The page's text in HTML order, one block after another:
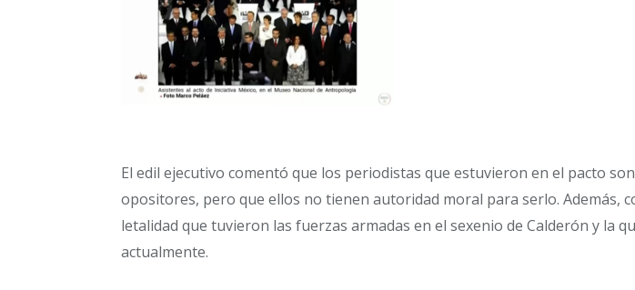
El edil ejecutivo comentó que los periodistas que estuvieron en el pacto
opositores, pero que ellos no tienen autoridad moral para serlo. Además,
letalidad que tuvieron las fuerzas armadas en el sexenio de Calderón y la
actualmente.